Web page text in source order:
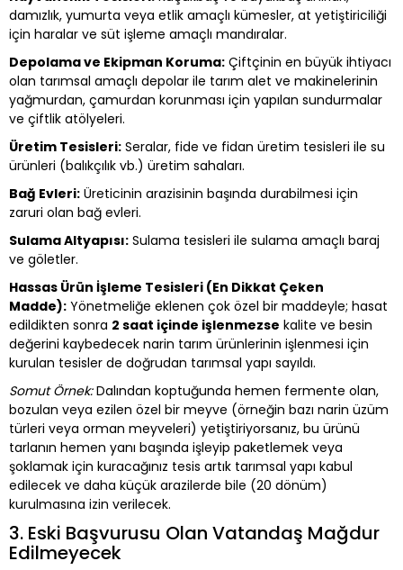
damızlık, yumurta veya etlik amaçlı kümesler, at yetiştiriciliği
için haralar ve süt işleme amaçlı mandıralar.
Depolama ve Ekipman Koruma: Çiftçinin en büyük ihtiyacı
olan tarımsal amaçlı depolar ile tarım alet ve makinelerinin
yağmurdan, çamurdan korunması için yapılan sundurmalar
ve çiftlik atölyeleri.
Üretim Tesisleri: Seralar, fide ve fidan üretim tesisleri ile su
ürünleri (balıkçılık vb.) üretim sahaları.
Bağ Evleri: Üreticinin arazisinin başında durabilmesi için
zaruri olan bağ evleri.
Sulama Altyapısı: Sulama tesisleri ile sulama amaçlı baraj
ve göletler.
Hassas Ürün İşleme Tesisleri (En Dikkat Çeken
Madde): Yönetmeliğe eklenen çok özel bir maddeyle; hasat
edildikten sonra 2 saat içinde işlenmezse kalite ve besin
değerini kaybedecek narin tarım ürünlerinin işlenmesi için
kurulan tesisler de doğrudan tarımsal yapı sayıldı.
Somut Örnek:Dalından koptuğunda hemen fermente olan,
bozulan veya ezilen özel bir meyve (örneğin bazı narin üzüm
türleri veya orman meyveleri) yetiştiriyorsanız, bu ürünü
tarlanın hemen yanı başında işleyip paketlemek veya
şoklamak için kuracağınız tesis artık tarımsal yapı kabul
edilecek ve daha küçük arazilerde bile (20 dönüm)
kurulmasına izin verilecek.
3. Eski Başvurusu Olan Vatandaş Mağdur
Edilmeyecek